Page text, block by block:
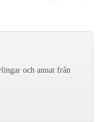
och annat från